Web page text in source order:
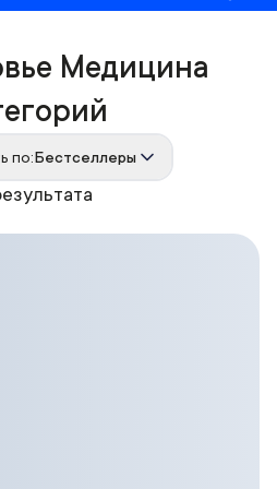
Медицина
по:Бестселлеры